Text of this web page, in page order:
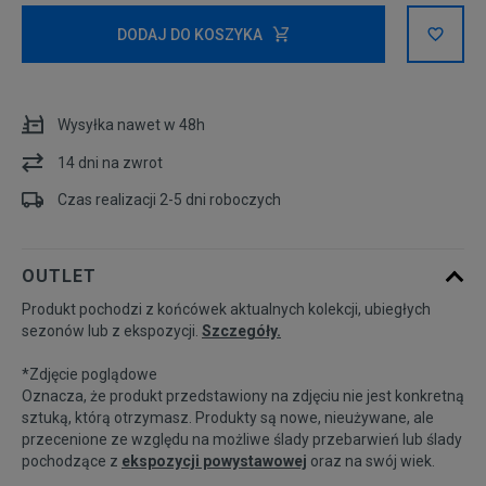
132 - 147 cm
147 - 163 cm Powiadom o dostępności
DODAJ DO KOSZYKA
Wysyłka nawet w 48h
14 dni na zwrot
Czas realizacji 2-5 dni roboczych
OUTLET
Produkt pochodzi z końcówek aktualnych kolekcji, ubiegłych
sezonów lub z ekspozycji. Szczegóły.
*Zdjęcie poglądowe
Oznacza, że produkt przedstawiony na zdjęciu nie jest konkretną
sztuką, którą otrzymasz. Produkty są nowe, nieużywane, ale
przecenione ze względu na możliwe ślady przebarwień lub ślady
pochodzące z ekspozycji powystawowej oraz na swój wiek.